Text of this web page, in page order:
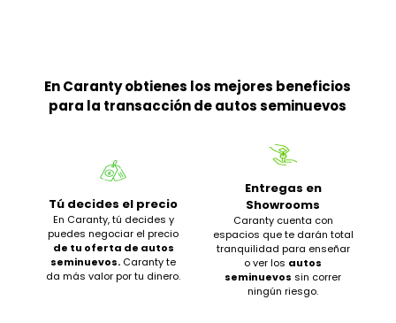
En Caranty obtienes los mejores beneficios
para la transacción de autos seminuevos
Tú decides el precio
En Caranty, tú decides y
puedes negociar el precio
de tu oferta de autos
seminuevos. Caranty te
da más valor por tu dinero.
Entregas en
Showrooms
Caranty cuenta con
espacios que te darán total
tranquilidad para enseñar
o ver los autos
seminuevos sin correr
ningún riesgo.